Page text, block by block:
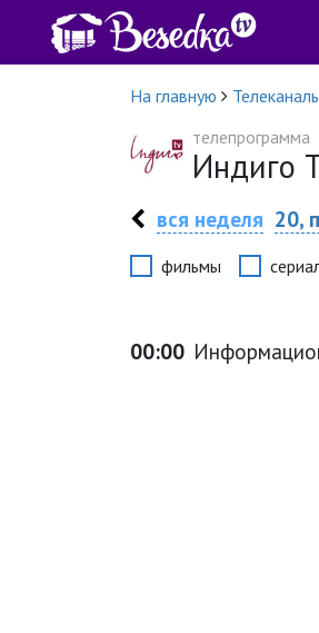
На главную
телепрограмма
Индиго
вся неделя 20,
фильмы
00:00